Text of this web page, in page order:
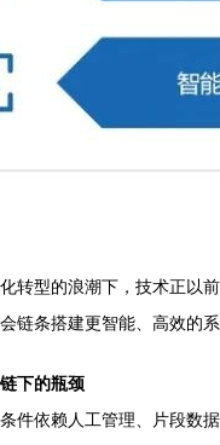
转型的浪潮下，技术正以
链条搭建更智能、高效的系
下的瓶颈
件依赖人工管理、片段数